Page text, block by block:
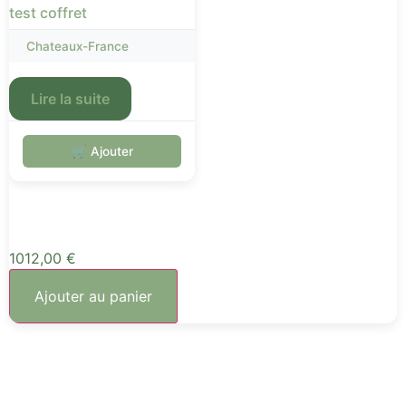
test coffret
Chateaux-France
Lire la suite
🛒 Ajouter
1012,00 €
Ajouter au panier